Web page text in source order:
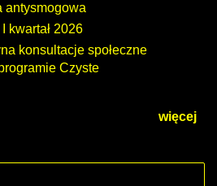
antysmogowa
kwartał 2026
konsultacje społeczne
Czyste
więcej